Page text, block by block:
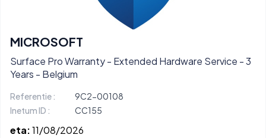
MICROSOFT
Surface Pro Warranty - Extended Hardware Service - 3
Years - Belgium
Referentie :
9C2-00108
Inetum ID :
CC155
eta:11/08/2026